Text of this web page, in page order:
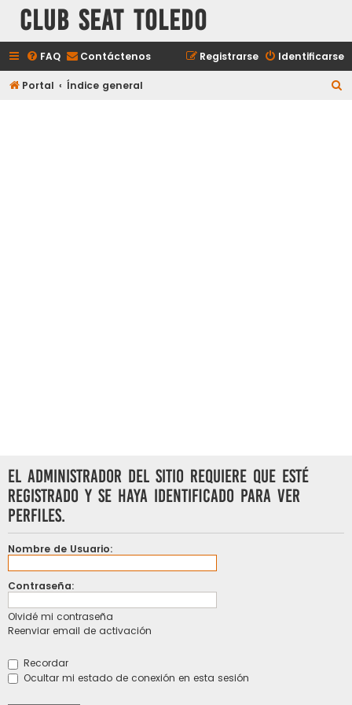
Club Seat Toledo
FAQ Contáctenos Identificarse
Registrarse
Portal Índice general
El administrador del sitio requiere que esté
registrado y se haya identificado para ver
perfiles.
Nombre de Usuario:
Contraseña:
Olvidé mi contraseña
Reenviar email de activación
Recordar
Ocultar mi estado de conexión en esta sesión